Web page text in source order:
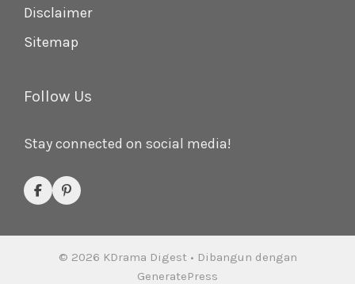
Disclaimer
Sitemap
Follow Us
Stay connected on social media!
© 2026 KDrama Digest• Dibangun dengan
GeneratePress